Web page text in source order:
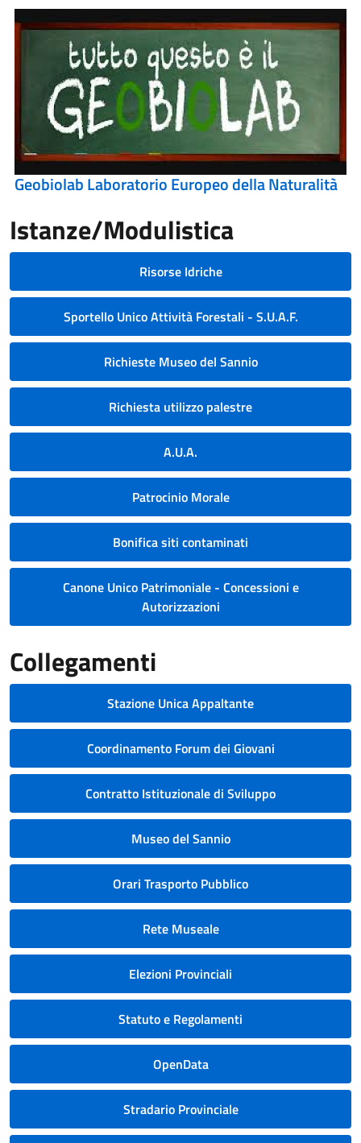
Geobiolab Laboratorio Europeo della Naturalità
Istanze/Modulistica
Risorse Idriche
Sportello Unico Attività Forestali - S.U.A.F.
Richieste Museo del Sannio
Richiesta utilizzo palestre
A.U.A.
Patrocinio Morale
Bonifica siti contaminati
Canone Unico Patrimoniale - Concessioni e
Autorizzazioni
Collegamenti
Stazione Unica Appaltante
Coordinamento Forum dei Giovani
Contratto Istituzionale di Sviluppo
Museo del Sannio
Orari Trasporto Pubblico
Rete Museale
Elezioni Provinciali
Statuto e Regolamenti
OpenData
Stradario Provinciale